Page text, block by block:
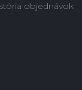
objednávok